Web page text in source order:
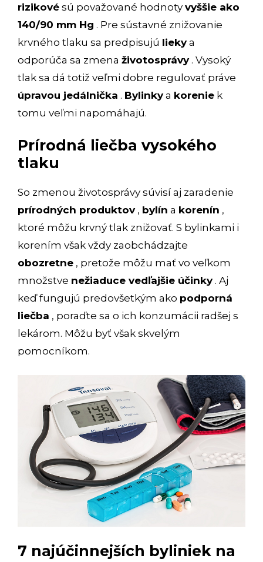
rizikové sú považované hodnoty vyššie ako
140/90 mm Hg . Pre sústavné znižovanie
krvného tlaku sa predpisujú liekya
odporúča sa zmena životosprávy. Vysoký
tlak sa dá totiž veľmi dobre regulovať práve
úpravou jedálnička . Bylinkya korenie k
tomu veľmi napomáhajú.
Prírodná liečba vysokého
tlaku
So zmenou životosprávy súvisí aj zaradenie
prírodných produktov, bylín a korenín ,
ktoré môžu krvný tlak znižovať. S bylinkami i
korením však vždy zaobchádzajte
obozretne , pretože môžu mať vo veľkom
množstve nežiaduce vedľajšie účinky. Aj
keď fungujú predovšetkým ako podporná
liečba , poraďte sa o ich konzumácii radšej s
lekárom. Môžu byť však skvelým
pomocníkom.
7 najúčinnejších byliniek na